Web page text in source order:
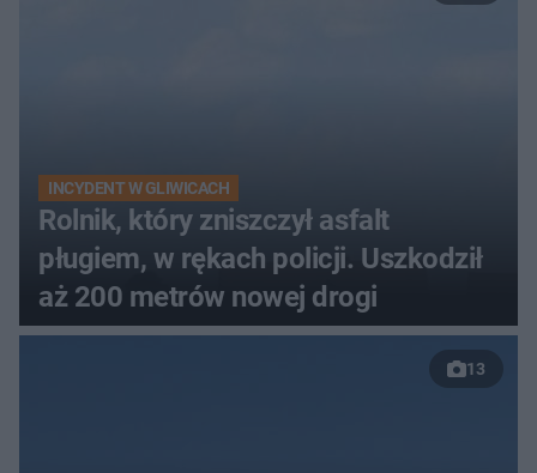
INCYDENT W GLIWICACH
Rolnik, który zniszczył asfalt
pługiem, w rękach policji. Uszkodził
aż 200 metrów nowej drogi
13